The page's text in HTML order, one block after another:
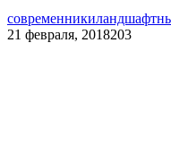
современники
21 февраля, 2018203